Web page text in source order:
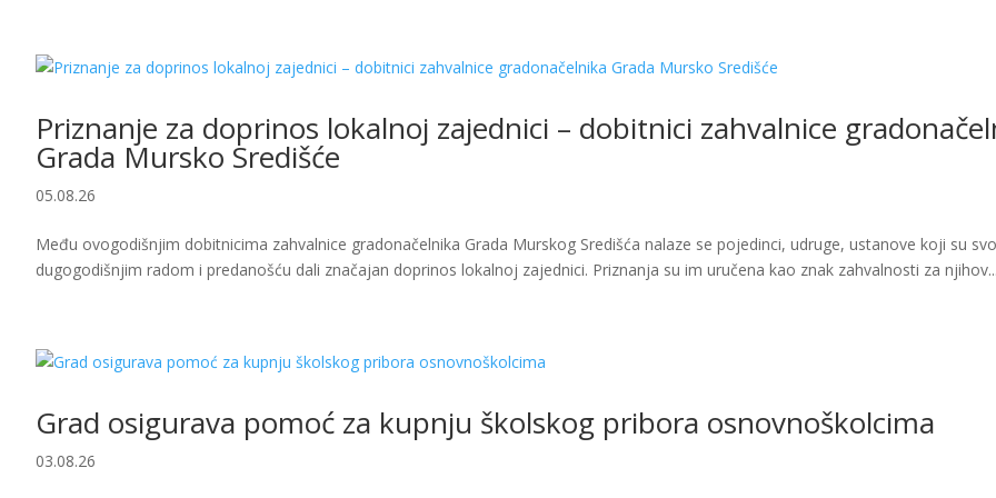
Priznanje za doprinos lokalnoj zajednici – dobitnici zahvalnice
Grada Mursko Središće
05.08.26
Među ovogodišnjim dobitnicima zahvalnice gradonačelnika Grada Murskog Središća nalaze se pojedinci, udruge, ustanove koji su
dugogodišnjim radom i predanošću dali značajan doprinos lokalnoj zajednici. Priznanja su im uručena kao znak zahvalnosti za njihov...
Grad osigurava pomoć za kupnju školskog pribora osnovnoškolcima
03.08.26